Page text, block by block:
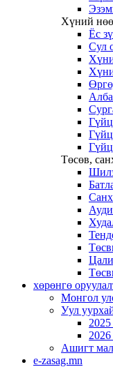
Хүний
Ёс
Сул
Төсөв,
хөрөнгө
Монгол
Уул
Ашигт
e-zasag.mn